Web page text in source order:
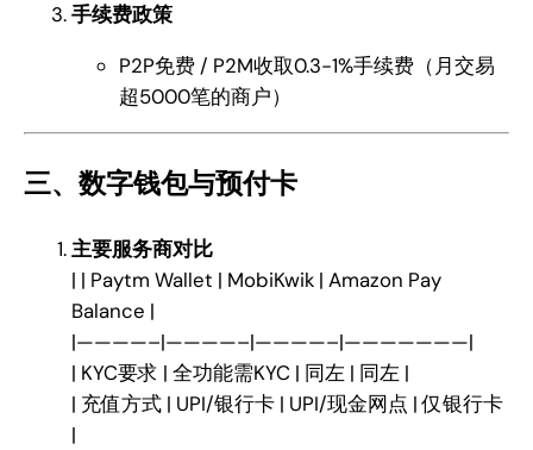
手续费政策
P2P免费 / P2M收取0.3-1%手续费（月交易
超5000笔的商户）
三、数字钱包与预付卡
主要服务商对比
| | Paytm Wallet | MobiKwik | Amazon Pay
Balance |
|————–|————–|————–|———————|
| KYC要求 | 全功能需KYC | 同左 | 同左 |
| 充值方式 | UPI/银行卡 | UPI/现金网点 | 仅银行卡
|